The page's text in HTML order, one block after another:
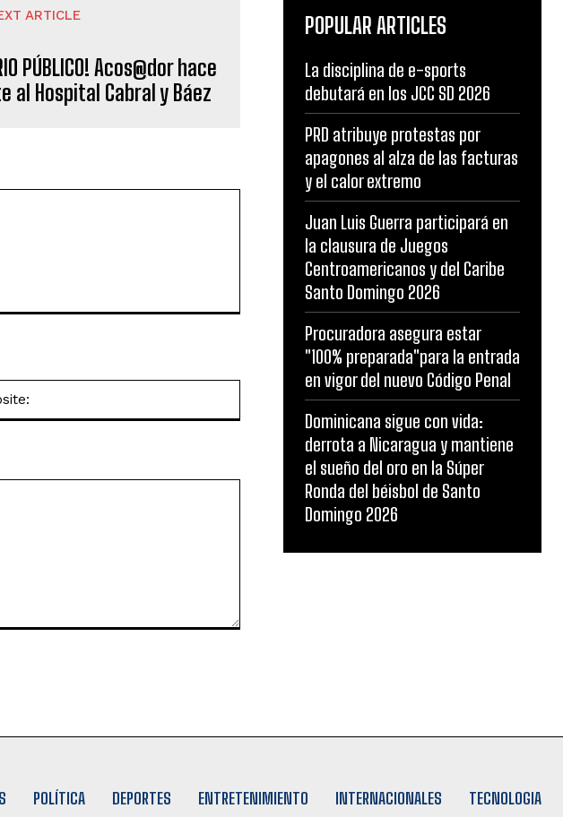
ARTICLE
PÚBLICO! Acos@dor hace
al Hospital Cabral y Báez
POPULAR ARTICLES
La disciplina de e-sports
debutará en los JCC SD 2026
PRD atribuye protestas por
apagones al alza de las facturas
y el calor extremo
Juan Luis Guerra participará en
la clausura de Juegos
Centroamericanos y del Caribe
Santo Domingo 2026
Procuradora asegura estar
"100% preparada"para la entrada
en vigor del nuevo Código Penal
Dominicana sigue con vida:
derrota a Nicaragua y mantiene
el sueño del oro en la Súper
Ronda del béisbol de Santo
Domingo 2026
POLÍTICA DEPORTES ENTRETENIMIENTO INTERNACIONALES TECNOLOGIA